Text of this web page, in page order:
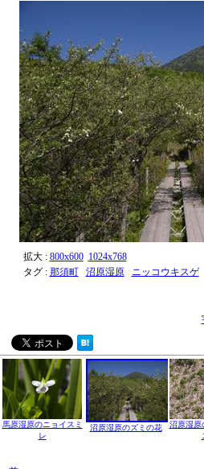
拡大 : 800x600 1024x768
タグ : 那須町 沼原湿原 ニッコウキスゲ
馬原湿原のニョイスミ
レ
沼原湿原のズミの花
沼原湿原